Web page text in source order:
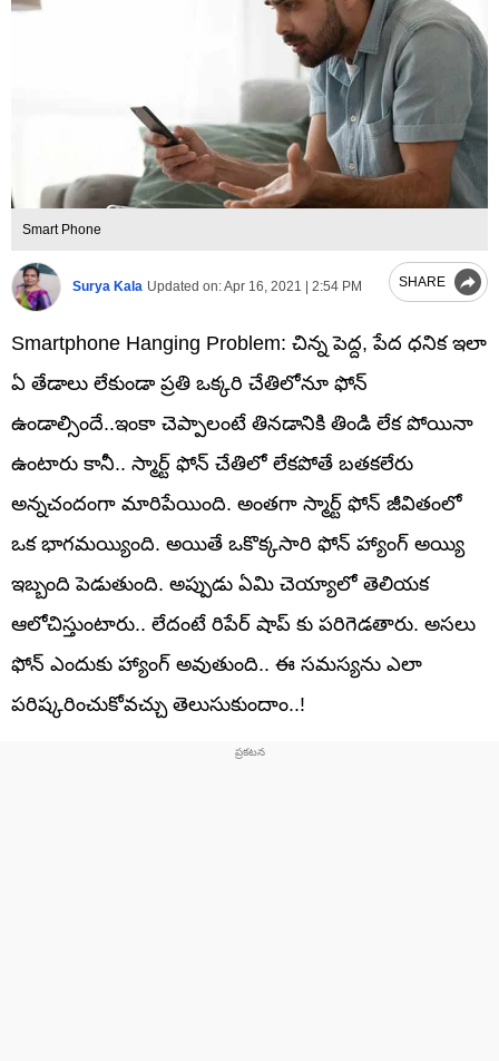
Smart Phone
Surya Kala Updated on:Apr 16, 2021 | 2:54 PM SHARE
Smartphone Hanging Problem: చిన్న పెద్ద, పేద ధనిక ఇలా
ఏ తేడాలు లేకుండా ప్రతి ఒక్కరి చేతిలోనూ ఫోన్
ఉండాల్సిందే..ఇంకా చెప్పాలంటే తినడానికి తిండి లేక పోయినా
ఉంటారు కానీ.. స్మార్ట్ ఫోన్ చేతిలో లేకపోతే బతకలేరు
అన్నచందంగా మారిపేయింది. అంతగా స్మార్ట్ ఫోన్ జీవితంలో
ఒక భాగమయ్యింది. అయితే ఒకొక్కసారి ఫోన్ హ్యాంగ్ అయ్యి
ఇబ్బంది పెడుతుంది. అప్పుడు ఏమి చెయ్యాలో తెలియక
ఆలోచిస్తుంటారు.. లేదంటే రిపేర్ షాప్ కు పరిగెడతారు. అసలు
ఫోన్ ఎందుకు హ్యాంగ్ అవుతుంది.. ఈ సమస్యను ఎలా
పరిష్కరించుకోవచ్చు తెలుసుకుందాం..!